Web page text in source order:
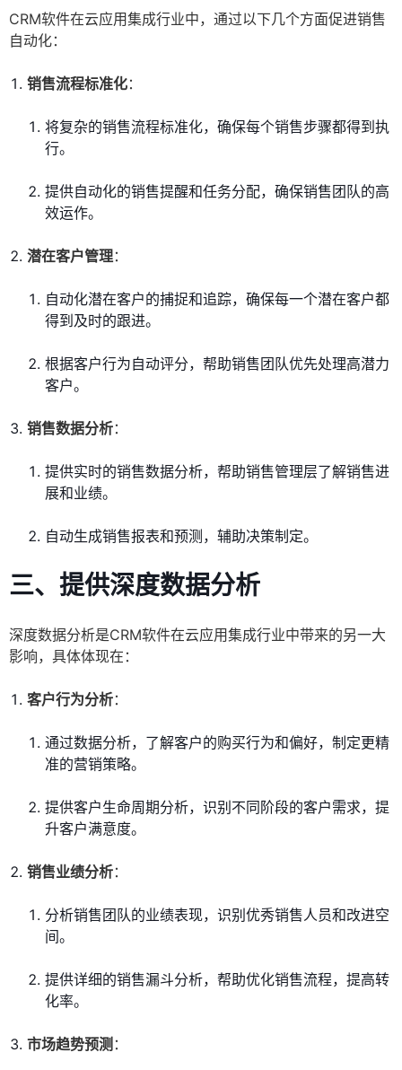
CRM软件在云应用集成行业中，通过以下几个方面促进销售
自动化：
销售流程标准化：
将复杂的销售流程标准化，确保每个销售步骤都得到执
行。
提供自动化的销售提醒和任务分配，确保销售团队的高
效运作。
潜在客户管理：
自动化潜在客户的捕捉和追踪，确保每一个潜在客户都
得到及时的跟进。
根据客户行为自动评分，帮助销售团队优先处理高潜力
客户。
销售数据分析：
提供实时的销售数据分析，帮助销售管理层了解销售进
展和业绩。
自动生成销售报表和预测，辅助决策制定。
三、提供深度数据分析
深度数据分析是CRM软件在云应用集成行业中带来的另一大
影响，具体体现在：
客户行为分析：
通过数据分析，了解客户的购买行为和偏好，制定更精
准的营销策略。
提供客户生命周期分析，识别不同阶段的客户需求，提
升客户满意度。
销售业绩分析：
分析销售团队的业绩表现，识别优秀销售人员和改进空
间。
提供详细的销售漏斗分析，帮助优化销售流程，提高转
化率。
市场趋势预测 ：